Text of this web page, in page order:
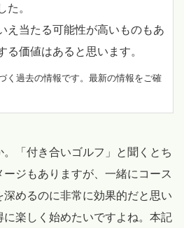
た。
え当たる可能性が高いものもあ
る価値はあると思います。
く過去の情報です。最新の情報をご確
「付き合いゴルフ」と聞くとち
ージもありますが、一緒にコース
めるのに非常に効果的だと思い
に楽しく始めたいですよね。本記